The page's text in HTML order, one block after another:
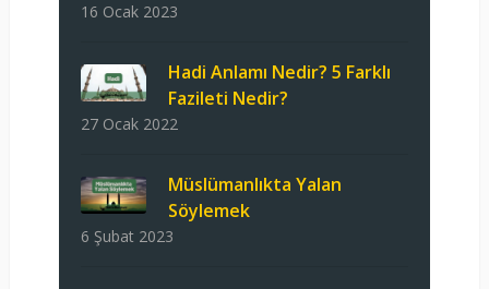
16 Ocak 2023
Hadi Anlamı Nedir? 5 Farklı
Fazileti Nedir?
27 Ocak 2022
Müslümanlıkta Yalan
Söylemek
6 Şubat 2023